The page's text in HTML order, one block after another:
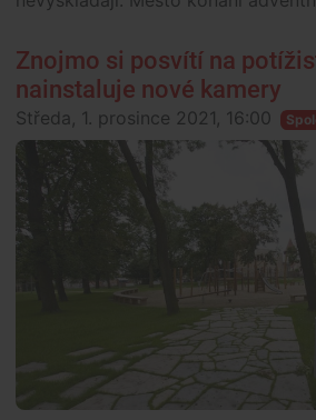
Znojmo si posvítí na
nainstaluje nové kamery
Středa, 1. prosince 2021, 16:00